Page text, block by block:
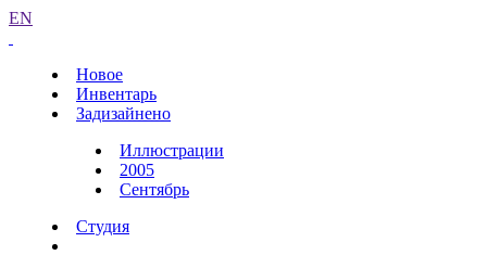
EN
Новое
Инвентарь
Задизайнено
Иллюстрации
2005
Сентябрь
Студия